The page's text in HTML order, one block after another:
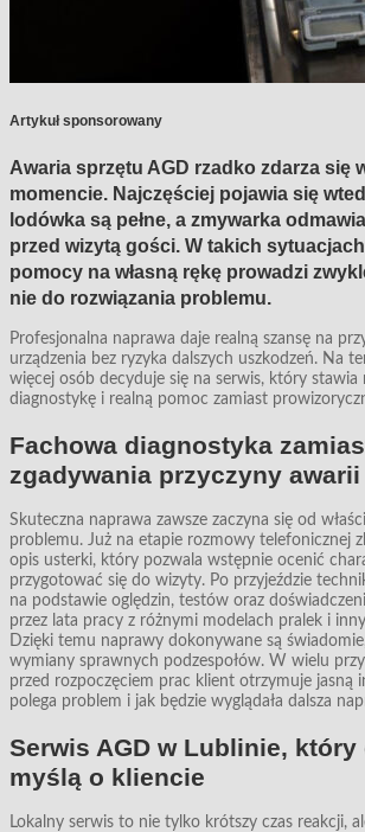
Artykuł sponsorowany
Awaria sprzętu AGD rzadko zdarza się
momencie. Najczęściej pojawia się
lodówka są pełne, a zmywarka
przed wizytą gości. W takich
pomocy na własną rękę prowadzi
nie do rozwiązania problemu.
Profesjonalna naprawa daje realną szansę na
urządzenia bez ryzyka dalszych uszkodzeń. Na
więcej osób decyduje się na serwis, który stawia
diagnostykę i realną pomoc zamiast
Fachowa diagnostyka
zgadywania przyczyny awarii
Skuteczna naprawa zawsze zaczyna się od
problemu. Już na etapie rozmowy telefonicznej
opis usterki, który pozwala wstępnie ocenić
przygotować się do wizyty. Po przyjeździe
na podstawie oględzin, testów oraz
przez lata pracy z różnymi modelach pralek i
Dzięki temu naprawy dokonywane są
wymiany sprawnych podzespołów. W wielu
przed rozpoczęciem prac klient otrzymuje jasną
polega problem i jak będzie wyglądała dalsza
Serwis AGD w Lublinie, który
myślą o kliencie
Lokalny serwis to nie tylko krótszy czas reakcji,